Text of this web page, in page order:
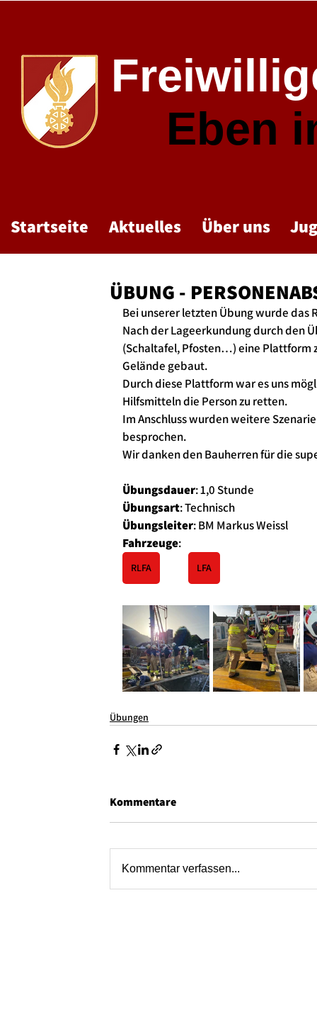
Eben
Startseite Aktuelles Über uns
ÜBUNG -
Bei unserer letzten Übung wurde das
Nach der Lageerkundung durch den
(Schaltafel, Pfosten…) eine Plattform
Gelände gebaut.
Durch diese Plattform war es uns
Hilfsmitteln die Person zu retten.
Im Anschluss wurden weitere
besprochen.
Wir danken den Bauherren für die
Übungsdauer: 1,0 Stunde
Übungsart: Technisch
Übungsleiter: BM Markus Weissl
Fahrzeuge:
RLFA LFA
Übungen
Kommentare
Kommentar verfassen...